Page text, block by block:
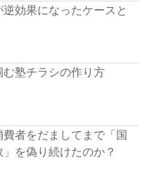
逆効果になったケースと
塾チラシの作り方
費者をだましてまで「国
を偽り続けたのか？